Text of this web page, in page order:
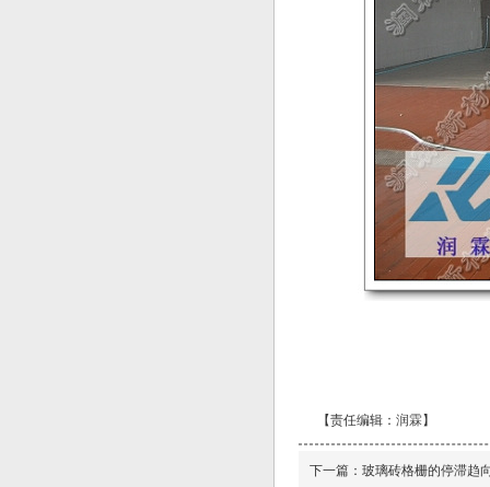
【责任编辑：润霖】
下一篇： 玻璃砖格栅的停滞趋